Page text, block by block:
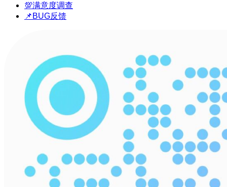
💯满意度调查
📌BUG反馈